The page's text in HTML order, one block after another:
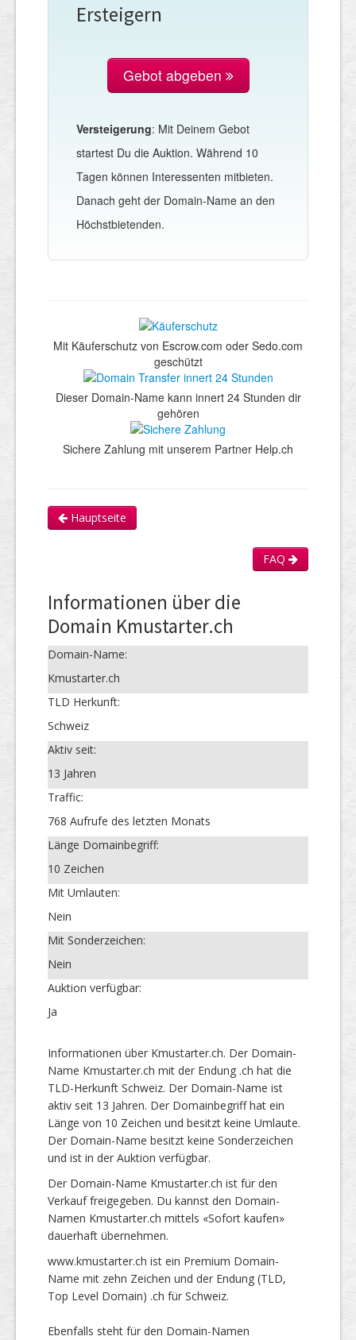
Ersteigern
Gebot abgeben
Versteigerung: Mit Deinem Gebot
startest Du die Auktion. Während 10
Tagen können Interessenten mitbieten.
Danach geht der Domain-Name an den
Höchstbietenden.
Mit Käuferschutz von Escrow.com oder Sedo.com
geschützt
Dieser Domain-Name kann innert 24 Stunden dir
gehören
Sichere Zahlung mit unserem Partner Help.ch
Hauptseite
FAQ
Informationen über die
Domain Kmustarter.ch
Domain-Name:
Kmustarter.ch
TLD Herkunft:
Schweiz
Aktiv seit:
13 Jahren
Traffic:
768 Aufrufe des letzten Monats
Länge Domainbegriff:
10 Zeichen
Mit Umlauten:
Nein
Mit Sonderzeichen:
Nein
Auktion verfügbar:
Ja
Informationen über Kmustarter.ch. Der Domain-
Name Kmustarter.ch mit der Endung .ch hat die
TLD-Herkunft Schweiz. Der Domain-Name ist
aktiv seit 13 Jahren. Der Domainbegriff hat ein
Länge von 10 Zeichen und besitzt keine Umlaute.
Der Domain-Name besitzt keine Sonderzeichen
und ist in der Auktion verfügbar.
Der Domain-Name Kmustarter.ch ist für den
Verkauf freigegeben. Du kannst den Domain-
Namen Kmustarter.ch mittels «Sofort kaufen»
dauerhaft übernehmen.
www.kmustarter.ch ist ein Premium Domain-
Name mit zehn Zeichen und der Endung (TLD,
Top Level Domain) .ch für Schweiz.
Ebenfalls steht für den Domain-Namen